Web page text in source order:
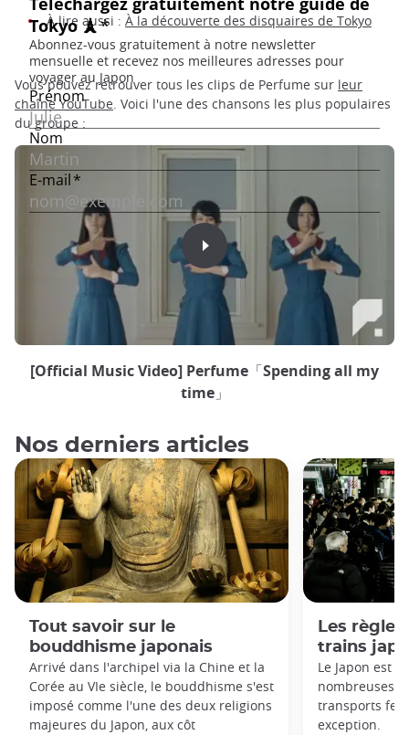
À lire aussi : À la découverte des disquaires de Tokyo
Vous pouvez retrouver tous les clips de Perfume sur leur
chaîne YouTube. Voici l'une des chansons les plus populaires
du groupe :
[Official Music Video] Perfume「Spending all my
time」
Nos derniers articles
Tout savoir sur le
bouddhisme japonais
Arrivé dans l'archipel via la Chine et la
Corée au VIe siècle, le bouddhisme s'est
imposé comme l'une des deux religions
majeures du Japon, aux côt
Les
trains
Le Japon est
nombreuses
transports
exception.